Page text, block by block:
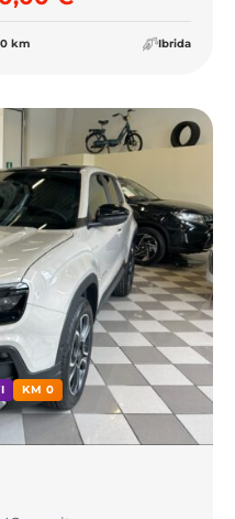
km Ibrida
KM 0